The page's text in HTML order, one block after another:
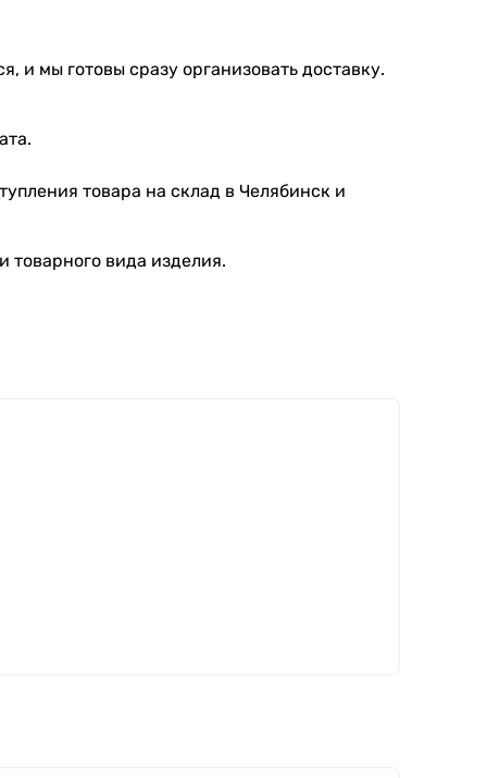
и мы готовы сразу организовать доставку.
товара на склад в Челябинск и
товарного вида изделия.